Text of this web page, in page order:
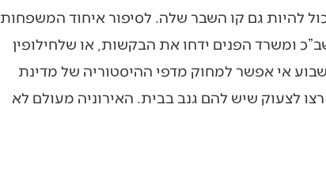
להיות גם קו השבר שלה. לסיפור איחוד המשפחות
ומשרד הפנים ידחו את הבקשות, או שלחילופין
אי אפשר למחוק מדפי ההיסטוריה של מדינת
לצעוק שיש להם גנב בבית. האירוניה מעולם לא